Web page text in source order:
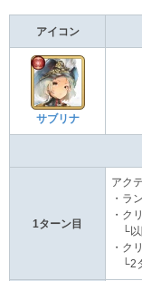
アイコン
サブリナ
1ターン目
アク
・ラ
・ク
└以
・ク
└2